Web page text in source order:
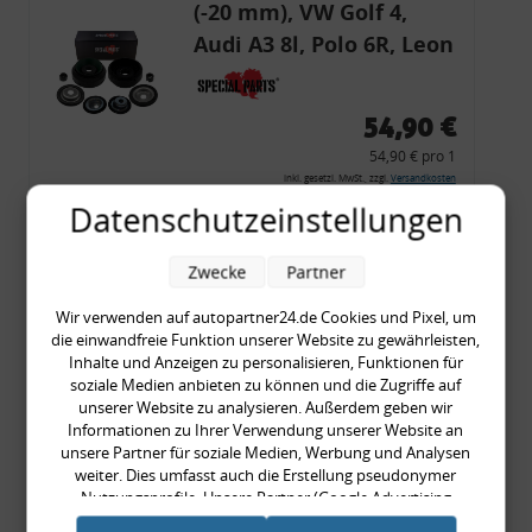
(-20 mm), VW Golf 4,
Audi A3 8l, Polo 6R, Leon
54,90 €
54,90 € pro 1
inkl. gesetzl. MwSt., zzgl. Versandkosten
Merkzettel
Zum Artikel
Rückleuchtenband mit
Blinker, rot, US-Ecken,
Audi 80 Cabrio, Typ 89,
OE-Nr.: 8G0945225 +
8G0945225C
999,99 €
Datenschutzeinstellungen
Wir verwenden auf autopartner24.de Cookies und Pixel, um
die einwandfreie Funktion unserer Website zu gewährleisten,
Inhalte und Anzeigen zu personalisieren, Funktionen für
soziale Medien anbieten zu können und die Zugriffe auf
unserer Website zu analysieren. Außerdem geben wir
Informationen zu Ihrer Verwendung unserer Website an
unsere Partner für soziale Medien, Werbung und Analysen
weiter. Dies umfasst auch die Erstellung pseudonymer
Nutzungsprofile. Unsere Partner (Google Advertising
Products) führen diese Informationen möglicherweise mit
Zwecke Partner